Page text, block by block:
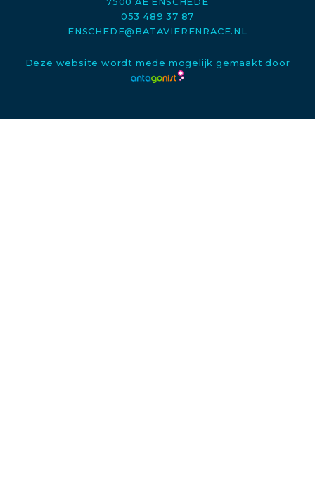
053 489 37 87
ENSCHEDE@BATAVIERENRACE.NL
Deze website wordt mede mogelijk gemaakt door